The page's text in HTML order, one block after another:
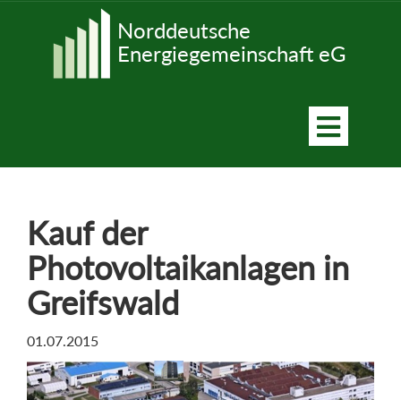
Norddeutsche
Energiegemeinschaft eG
Kauf der
Photovoltaikanlagen in
Greifswald
01.07.2015
Kontakt